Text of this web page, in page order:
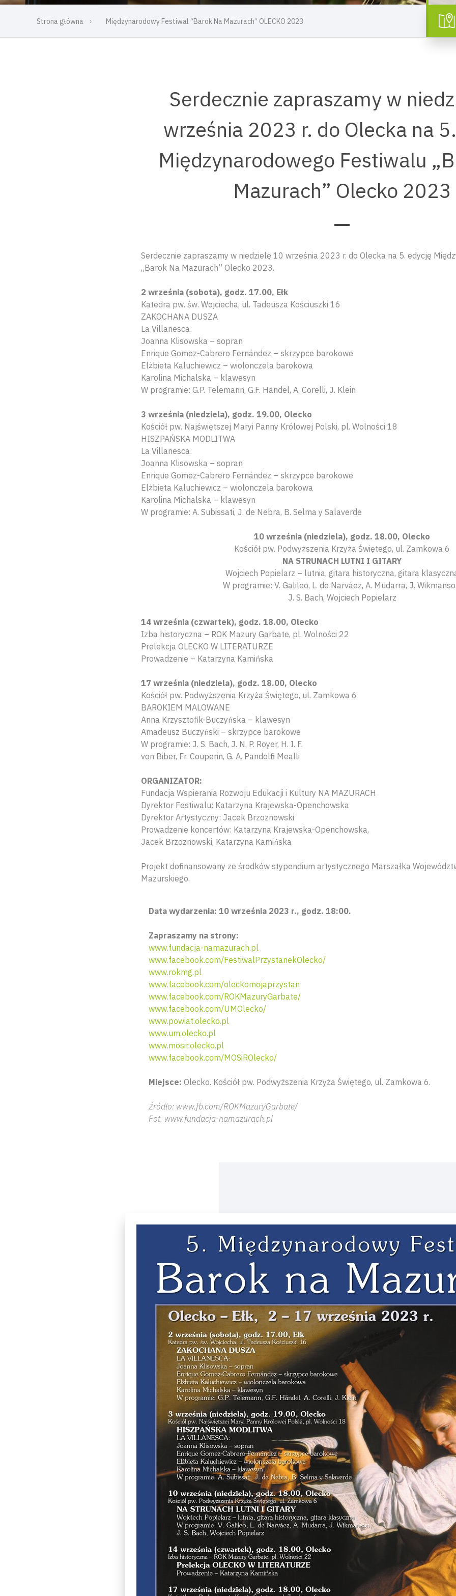
Strona główna Międzynarodowy Festiwal “Barok Na Mazurach” OLECKO 2023
Serdecznie zapraszamy w
września 2023 r. do Olecka na
Międzynarodowego Festiwalu
Mazurach” Olecko 2023
Serdecznie zapraszamy w niedzielę 10 września 2023 r. do Olecka na 5. edycję
„Barok Na Mazurach” Olecko 2023.
2 września (sobota), godz. 17.00, Ełk
Katedra pw. św. Wojciecha, ul. Tadeusza Kościuszki 16
ZAKOCHANA DUSZA
La Villanesca:
Joanna Klisowska – sopran
Enrique Gomez-Cabrero Fernández – skrzypce barokowe
Elżbieta Kaluchiewicz – wiolonczela barokowa
Karolina Michalska – klawesyn
W programie: G.P. Telemann, G.F. Händel, A. Corelli, J. Klein
3 września (niedziela), godz. 19.00, Olecko
Kościół pw. Najświętszej Maryi Panny Królowej Polski, pl. Wolności 18
HISZPAŃSKA MODLITWA
La Villanesca:
Joanna Klisowska – sopran
Enrique Gomez-Cabrero Fernández – skrzypce barokowe
Elżbieta Kaluchiewicz – wiolonczela barokowa
Karolina Michalska – klawesyn
W programie: A. Subissati, J. de Nebra, B. Selma y Salaverde
10 września (niedziela), godz. 18.00, Olecko
Kościół pw. Podwyższenia Krzyża Świętego, ul. Zamkowa 6
NA STRUNACH LUTNI I GITARY
Wojciech Popielarz – lutnia, gitara historyczna, gitara
W programie: V. Galileo, L. de Narváez, A. Mudarra, J.
J. S. Bach, Wojciech Popielarz
14 września (czwartek), godz. 18.00, Olecko
Izba historyczna – ROK Mazury Garbate, pl. Wolności 22
Prelekcja OLECKO W LITERATURZE
Prowadzenie – Katarzyna Kamińska
17 września (niedziela), godz. 18.00, Olecko
Kościół pw. Podwyższenia Krzyża Świętego, ul. Zamkowa 6
BAROKIEM MALOWANE
Anna Krzysztofik-Buczyńska – klawesyn
Amadeusz Buczyński – skrzypce barokowe
W programie: J. S. Bach, J. N. P. Royer, H. I. F.
von Biber, Fr. Couperin, G. A. Pandolfi Mealli
ORGANIZATOR:
Fundacja Wspierania Rozwoju Edukacji i Kultury NA MAZURACH
Dyrektor Festiwalu: Katarzyna Krajewska-Openchowska
Dyrektor Artystyczny: Jacek Brzoznowski
Prowadzenie koncertów: Katarzyna Krajewska-Openchowska,
Jacek Brzoznowski, Katarzyna Kamińska
Projekt dofinansowany ze środków stypendium artystycznego Marszałka
Mazurskiego.
Data wydarzenia: 10 września 2023 r., godz. 18:00.
Zapraszamy na strony:
www.fundacja-namazurach.pl
www.facebook.com/FestiwalPrzystanekOlecko/
www.rokmg.pl
www.facebook.com/oleckomojaprzystan
www.facebook.com/ROKMazuryGarbate/
www.facebook.com/UMOlecko/
www.powiat.olecko.pl
www.um.olecko.pl
www.mosir.olecko.pl
www.facebook.com/MOSiROlecko/
Miejsce: Olecko. Kościół pw. Podwyższenia Krzyża Świętego, ul. Zamkowa 6.
Źródło: www.fb.com/ROKMazuryGarbate/
Fot. www.fundacja-namazurach.pl